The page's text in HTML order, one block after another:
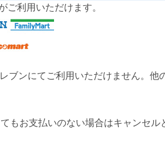
ご利用いただけます。
ブンにてご利用いただけません。他
もお支払いのない場合はキャンセル